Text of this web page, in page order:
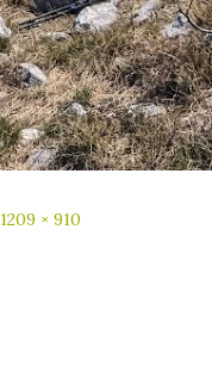
1209 × 910